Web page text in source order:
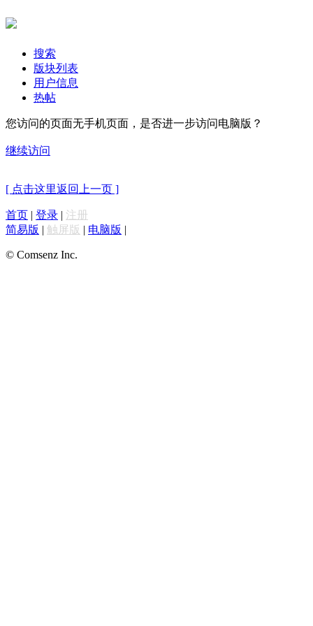
搜索
版块列表
用户信息
热帖
您访问的页面无手机页面，是否进一步访问电脑版？
继续访问
[ 点击这里返回上一页 ]
首页 | 登录 | 注册
简易版 | 触屏版 | 电脑版 |
© Comsenz Inc.